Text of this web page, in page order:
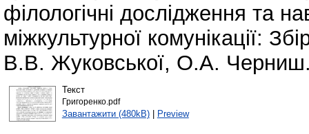
філологічні дослідження та
міжкультурної комунікації:
В.В. Жуковської, О.А.
Текст
Григоренко.pdf
Завантажити (480kB)| Preview